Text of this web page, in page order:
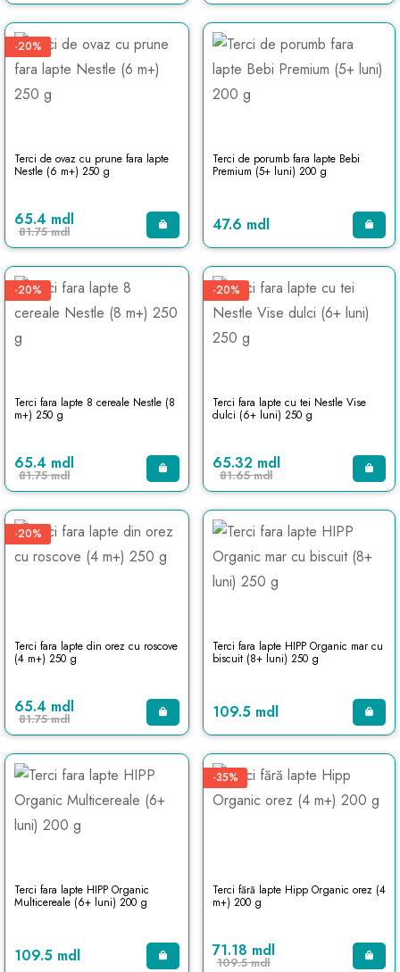
-20%
Terci de ovaz cu prune fara lapte
Nestle (6 m+) 250 g
65.4 mdl
81.75 mdl
Terci de porumb fara lapte Bebi
Premium (5+ luni) 200 g
47.6 mdl
-20%
Terci fara lapte 8 cereale Nestle (8
m+) 250 g
65.4 mdl
81.75 mdl
-20%
Terci fara lapte cu tei Nestle Vise
dulci (6+ luni) 250 g
65.32 mdl
81.65 mdl
-20%
Terci fara lapte din orez cu roscove
(4 m+) 250 g
65.4 mdl
81.75 mdl
Terci fara lapte HIPP Organic mar cu
biscuit (8+ luni) 250 g
109.5 mdl
Terci fara lapte HIPP Organic
Multicereale (6+ luni) 200 g
109.5 mdl
-35%
Terci fără lapte Hipp Organic orez (4
m+) 200 g
71.18 mdl
109.5 mdl